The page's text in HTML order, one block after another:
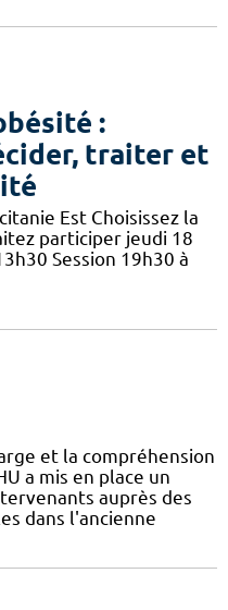
:
traiter et
Est Choisissez la
participer jeudi 18
Session 19h30 à
et la compréhension
a mis en place un
auprès des
dans l'ancienne